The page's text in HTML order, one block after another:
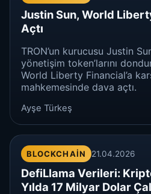
Justin Sun, World
Açtı
TRON’un kurucusu Justin
yönetişim token’larını
World Liberty Financial’a
mahkemesinde dava açtı.
Ayşe Türkeş
BLOCKCHAIN 21.04.2026
DefiLlama Verileri:
Yılda 17 Milyar Dolar